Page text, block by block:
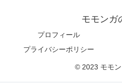
モモンガ
プロフィール
プライバシーポリシー
© 2023 モモン